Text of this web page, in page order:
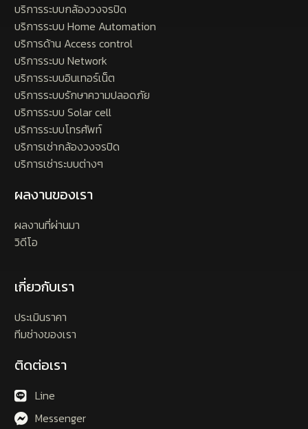
บริการระบบกล้องวงจรปิด
บริการระบบ Home Automation
บริการด้าน Access control
บริการระบบ Network
บริการระบบอินเทอร์เน็ต
บริการระบบรักษาความปลอดภัย
บริการระบบ Solar cell
บริการระบบโทรศัพท์
บริการเช่ากล้องวงจรปิด
บริการเช่าระบบต่างๆ
ผลงานของเรา
ผลงานที่ผ่านมา
วิดีโอ
เกี่ยวกับเรา
ประเมินราคา
ทีมช่างของเรา
ติดต่อเรา
Line
Messenger